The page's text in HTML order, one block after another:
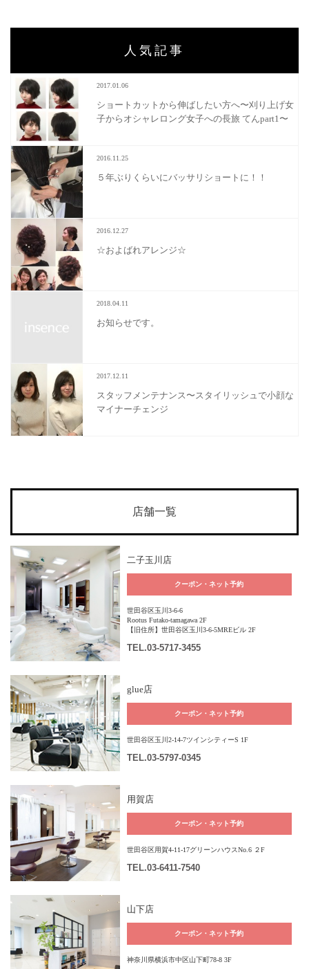
人気記事
2017.01.06
ショートカットから伸ばしたい方へ〜刈り上げ女
子からオシャレロング女子への長旅 てんpart1〜
2016.11.25
５年ぶりくらいにバッサリショートに！！
2016.12.27
☆およばれアレンジ☆
2018.04.11
お知らせです。
2017.12.11
スタッフメンテナンス〜スタイリッシュで小顔な
マイナーチェンジ
店舗一覧
二子玉川店
クーポン・ネット予約
世田谷区玉川3-6-6
Rootus Futako-tamagawa 2F
【旧住所】世田谷区玉川3-6-5MREビル 2F
TEL.03-5717-3455
glue店
クーポン・ネット予約
世田谷区玉川2-14-7ツインシティーS 1F
TEL.03-5797-0345
用賀店
クーポン・ネット予約
世田谷区用賀4-11-17グリーンハウスNo.6 ２F
TEL.03-6411-7540
山下店
クーポン・ネット予約
神奈川県横浜市中区山下町78-8 3F